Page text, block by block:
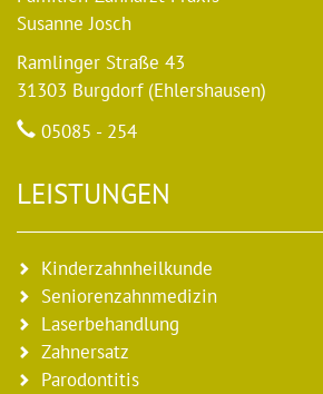
Susanne Josch
Ramlinger Straße 43
31303 Burgdorf (Ehlershausen)
05085 - 254
LEISTUNGEN
Kinderzahnheilkunde
Seniorenzahnmedizin
Laserbehandlung
Zahnersatz
Parodontitis